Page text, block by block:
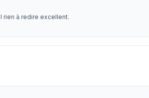
rien à redire excellent.